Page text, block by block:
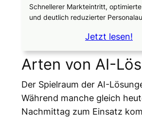
Schnellerer Markteintritt,
und deutlich reduzierter
Jetzt lesen!
Arten von AI-
Der Spielraum der AI-
Während manche gleich
Nachmittag zum Einsatz